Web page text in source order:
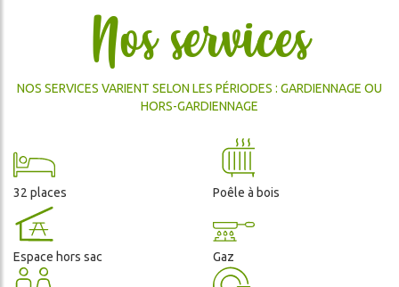
Nos services
NOS SERVICES VARIENT SELON LES PÉRIODES : GARDIENNAGE OU
HORS-GARDIENNAGE
32 places Poêle à bois
Espace hors sac Gaz